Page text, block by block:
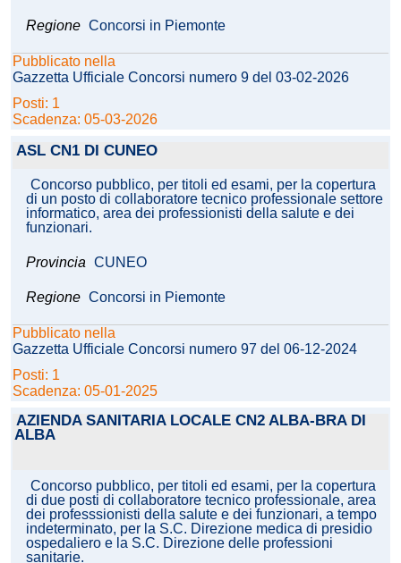
Regione Concorsi in Piemonte
Pubblicato nella
Gazzetta Ufficiale Concorsi numero 9 del 03-02-2026
Posti: 1
Scadenza: 05-03-2026
ASL CN1 DI CUNEO
Concorso pubblico, per titoli ed esami, per la copertura
di un posto di collaboratore tecnico professionale settore
informatico, area dei professionisti della salute e dei
funzionari.
Provincia CUNEO
Regione Concorsi in Piemonte
Pubblicato nella
Gazzetta Ufficiale Concorsi numero 97 del 06-12-2024
Posti: 1
Scadenza: 05-01-2025
AZIENDA SANITARIA LOCALE CN2 ALBA-BRA DI
ALBA
Concorso pubblico, per titoli ed esami, per la copertura
di due posti di collaboratore tecnico professionale, area
dei professsionisti della salute e dei funzionari, a tempo
indeterminato, per la S.C. Direzione medica di presidio
ospedaliero e la S.C. Direzione delle professioni
sanitarie.